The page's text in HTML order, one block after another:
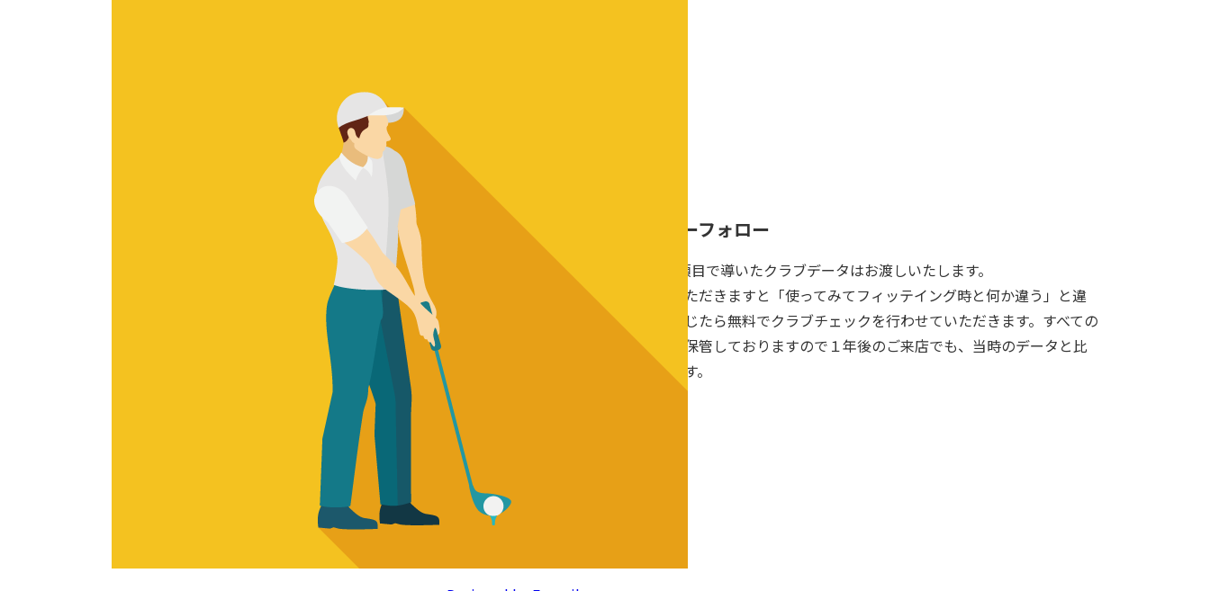
アフターフォロー
約90分/項目で導いたクラブデータはお渡しいたします。
ご購入いただきますと「使ってみてフィッテイング時と何か違う」と違
和感を感じたら無料でクラブチェックを行わせていただきます。すべての
データを保管しておりますので１年後のご来店でも、当時のデータと比
較可能です。